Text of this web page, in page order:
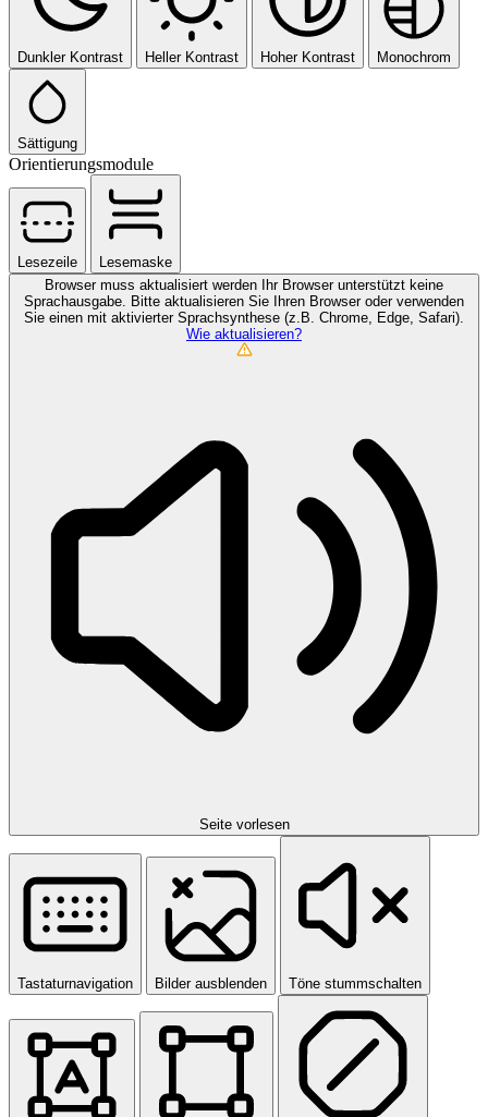
Dunkler Kontrast Heller Kontrast Hoher Kontrast Monochrom
Sättigung
Orientierungsmodule
Lesezeile
Lesemaske
Browser muss aktualisiert werden
Ihr Browser unterstützt keine
Sprachausgabe. Bitte aktualisieren Sie Ihren Browser oder verwenden
Sie einen mit aktivierter Sprachsynthese (z.B. Chrome, Edge, Safari).
Wie aktualisieren?
Seite vorlesen
Tastaturnavigation Bilder ausblenden Töne stummschalten